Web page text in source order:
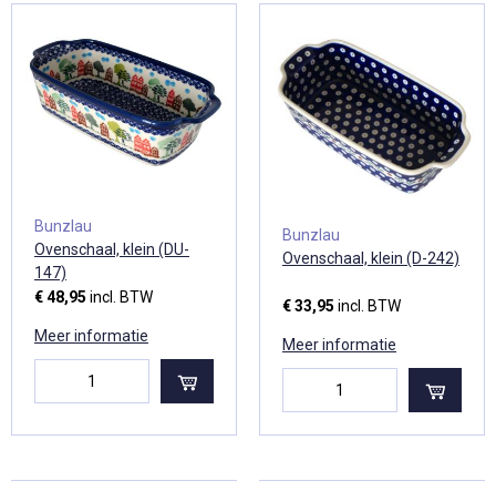
Bunzlau
Ovenschaal, klein (DU-
147)
€ 48,95 incl. BTW
Meer informatie
Bunzlau
Ovenschaal, klein (D-242)
€ 33,95 incl. BTW
Meer informatie